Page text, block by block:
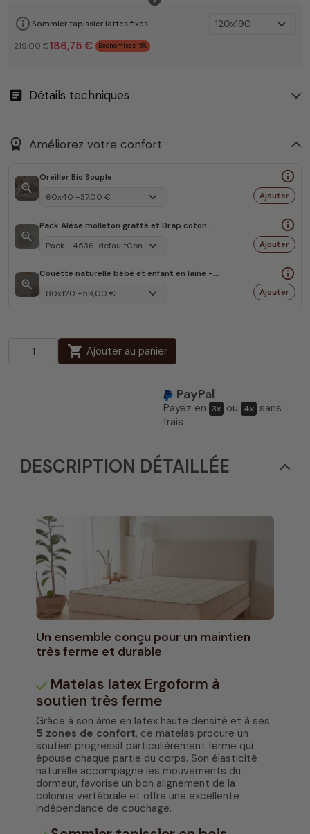
info_outline Sommier tapissier lattes fixes
219,00 €186,75 € Économisez 15%
article Détails techniques
workspace_premium Améliorez votre confort
zoom_in
Oreiller Bio Souple info_outline
Ajouter
zoom_in
Pack Alèse molleton gratté et Drap coton Bio info_outline
Ajouter
zoom_in
Couette naturelle bébé et enfant en laine - 4 saisons info_outline
Ajouter
 Ajouter au panier
PayPal
Payez en 3x ou 4x sans
frais
DESCRIPTION DÉTAILLÉE
Un ensemble conçu pour un maintien
très ferme et durable
Matelas latex Ergoform à
soutien très ferme
Grâce à son âme en latex haute densité et à ses
5 zones de confort, ce matelas procure un
soutien progressif particulièrement ferme qui
épouse chaque partie du corps. Son élasticité
naturelle accompagne les mouvements du
dormeur, favorise un bon alignement de la
colonne vertébrale et offre une excellente
indépendance de couchage.